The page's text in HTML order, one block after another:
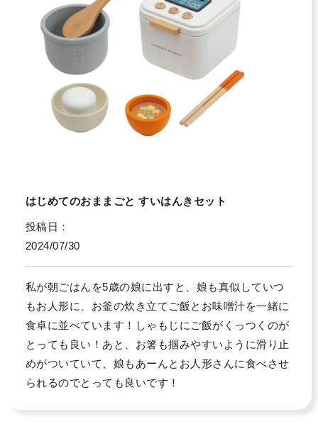
はじめてのおままごと すいはんきセット
投稿日
2024/07/30
私が朝ごはんを5歳の娘に出すと、娘も真似していつ
もお人形に、お釜の炊き立てご飯とお味噌汁を一緒に
食卓に並べています！しゃもじにご飯がくっつくのが
とっても良い！あと、お箸も掴みやすいように滑り止
めがついていて、娘もあーんとお人形さんに食べさせ
られるのでとっても良いです！